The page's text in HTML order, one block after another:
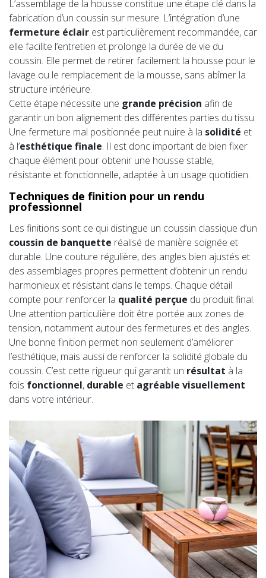
L’assemblage de la housse constitue une étape clé dans la
fabrication d’un coussin sur mesure. L’intégration d’une
fermeture éclair est particulièrement recommandée, car
elle facilite l’entretien et prolonge la durée de vie du
coussin. Elle permet de retirer facilement la housse pour le
lavage ou le remplacement de la mousse, sans abîmer la
structure intérieure.
Cette étape nécessite une grande précision afin de
garantir un bon alignement des différentes parties du tissu.
Une fermeture mal positionnée peut nuire à la solidité et
à l’esthétique finale. Il est donc important de bien fixer
chaque élément pour obtenir une housse stable,
résistante et fonctionnelle, adaptée à un usage quotidien.
Techniques de finition pour un rendu
professionnel
Les finitions sont ce qui distingue un coussin classique d’un
coussin de banquette réalisé de manière soignée et
durable. Une couture régulière, des angles bien ajustés et
des assemblages propres permettent d’obtenir un rendu
harmonieux et résistant dans le temps. Chaque détail
compte pour renforcer la qualité perçue du produit final.
Une attention particulière doit être portée aux zones de
tension, notamment autour des fermetures et des angles.
Une bonne finition permet non seulement d’améliorer
l’esthétique, mais aussi de renforcer la solidité globale du
coussin. C’est cette rigueur qui garantit un résultat à la
fois fonctionnel, durable et agréable visuellement
dans votre intérieur.